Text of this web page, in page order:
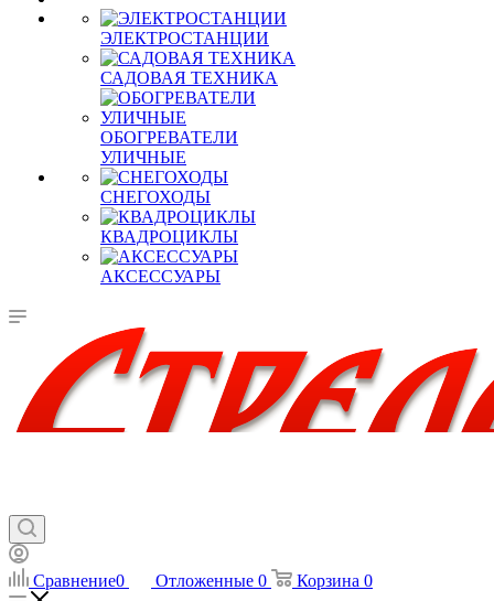
ЭЛЕКТРОСТАНЦИИ
САДОВАЯ ТЕХНИКА
ОБОГРЕВАТЕЛИ
УЛИЧНЫЕ
СНЕГОХОДЫ
КВАДРОЦИКЛЫ
АКСЕССУАРЫ
Сравнение0 Отложенные 0 Корзина 0